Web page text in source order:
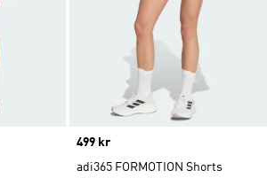
Price
499 kr
adi365 FORMOTION Shorts